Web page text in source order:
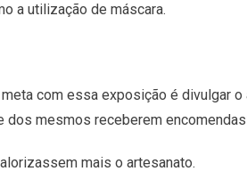
a utilização de máscara.
com essa exposição é divulgar
mesmos receberem
mais o artesanato.